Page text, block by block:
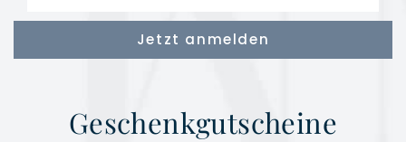
Geschenkgutscheine